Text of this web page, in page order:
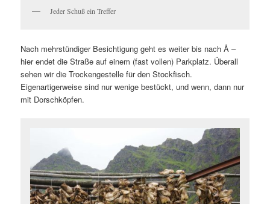
Jeder Schuß ein Treffer
Nach mehrstündiger Besichtigung geht es weiter bis nach Å –
hier endet die Straße auf einem (fast vollen) Parkplatz. Überall
sehen wir die Trockengestelle für den Stockfisch.
Eigenartigerweise sind nur wenige bestückt, und wenn, dann nur
mit Dorschköpfen.